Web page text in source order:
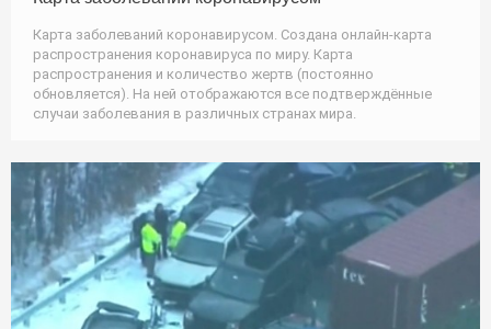
Карта заболеваний коронавирусом. Создана онлайн-карта
распространения коронавируса по миру. Карта
распространения и количество жертв (постоянно
обновляется). На ней отображаются все подтверждённые
случаи заболевания в различных странах мира.